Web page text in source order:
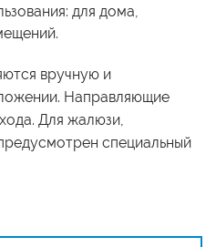
для дома,
вручную и
Направляющие
Для жалюзи,
специальный